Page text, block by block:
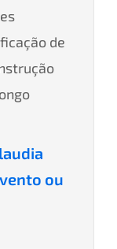
de
ou